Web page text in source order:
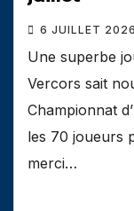
6 JUILLET 2026
Une superbe
Vercors sait
Championnat
les 70 joueurs
merci…